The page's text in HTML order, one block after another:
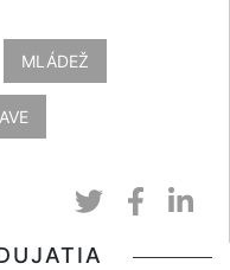
MLÁDEŽ